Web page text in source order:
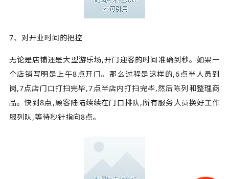
7、对开业时间的把控
无论是店铺还是大型游乐场,开门迎客的时间准确到秒。如果一
个店铺写明是上午8点开门。那么过程是这样的,6点半人员到
岗,7点店门口打扫完毕,7点半店内打扫完毕,然后陈列和整理商
品。快到8点,顾客陆陆续续在门口排队,所有服务人员换好工作
服列队,等待秒针指向8点。